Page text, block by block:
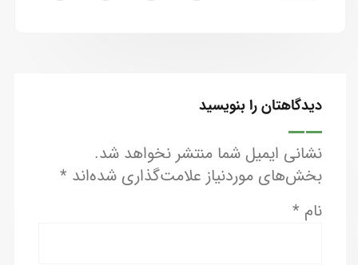
دیدگاهتان را بنویسید
نشانی ایمیل شما منتشر نخواهد شد.
بخش‌های موردنیاز علامت‌گذاری شده‌اند *
نام *